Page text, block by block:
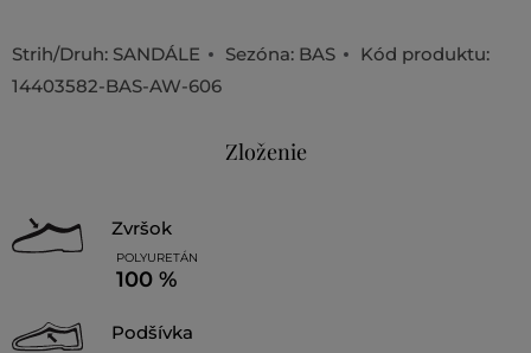
Strih/Druh: SANDÁLE Sezóna: BAS
Kód produktu:
14403582-BAS-AW-606
Zloženie
zvršok
POLYURETÁN
100 %
podšívka